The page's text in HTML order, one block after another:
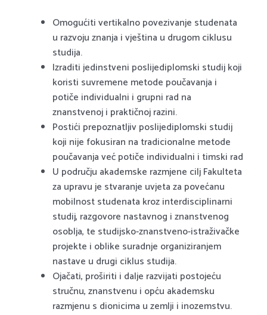
Omogućiti vertikalno povezivanje studenata
u razvoju znanja i vještina u drugom ciklusu
studija.
Izraditi jedinstveni poslijediplomski studij koji
koristi suvremene metode poučavanja i
potiče individualni i grupni rad na
znanstvenoj i praktičnoj razini.
Postići prepoznatljiv poslijediplomski studij
koji nije fokusiran na tradicionalne metode
poučavanja već potiče individualni i timski rad
U području akademske razmjene cilj Fakulteta
za upravu je stvaranje uvjeta za povećanu
mobilnost studenata kroz interdisciplinarni
studij, razgovore nastavnog i znanstvenog
osoblja, te studijsko-znanstveno-istraživačke
projekte i oblike suradnje organiziranjem
nastave u drugi ciklus studija.
Ojačati, proširiti i dalje razvijati postojeću
stručnu, znanstvenu i opću akademsku
razmjenu s dionicima u zemlji i inozemstvu.